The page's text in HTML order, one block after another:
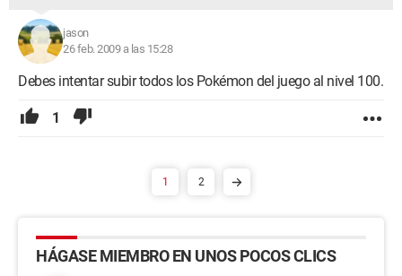
jason
26 feb. 2009 a las 15:28
Debes intentar subir todos los Pokémon del juego al nivel 100.
1
1 2
HÁGASE MIEMBRO EN UNOS POCOS CLICS